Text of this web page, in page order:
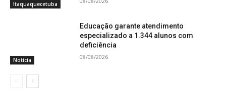
Itaquaquecetuba
Notícia
Educação garante atendimento
especializado a 1.344 alunos com
deficiência
08/08/2026